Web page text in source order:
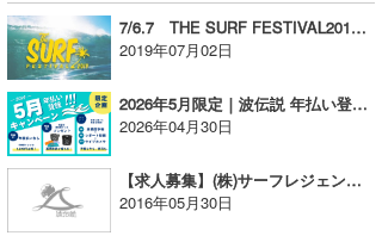
7/6.7 THE SURF FESTIVAL2019＠辻堂海浜公園&辻堂海岸【AD】
2019年07月02日
2026年5月限定｜波伝説 年払い登録キャンペーン
2026年04月30日
【求人募集】(株)サーフレジェンド 運営スタッフ募集、時給1,100～1,700円
2016年05月30日
たっちー
ハンマー
まっきー
三輪予報士
小川予報士